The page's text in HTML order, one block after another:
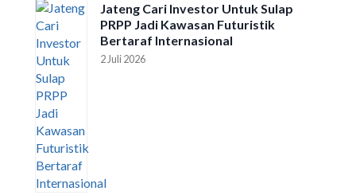
Jateng Cari Investor Untuk Sulap
PRPP Jadi Kawasan Futuristik
Bertaraf Internasional
2 Juli 2026